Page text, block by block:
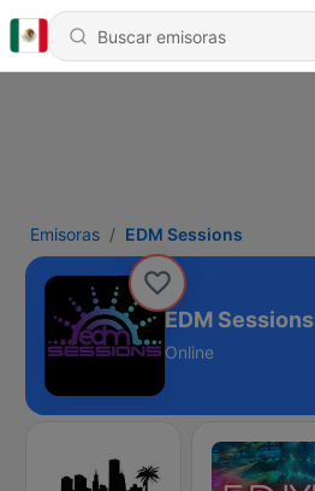
Emisoras EDM Sessions
EDM Sessions
Online